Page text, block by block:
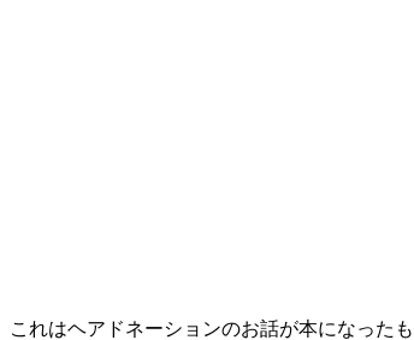
れはヘアドネーションのお話が本になった